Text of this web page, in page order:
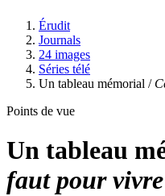
Érudit
Journals
24 images
Séries télé
Un tableau mémorial /
Points de vue
Un tableau
faut pour vivre